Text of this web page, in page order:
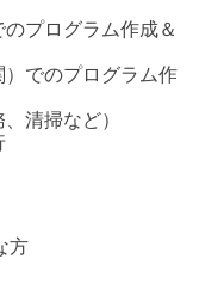
プログラム作成＆
でのプログラム作
清掃など）
方